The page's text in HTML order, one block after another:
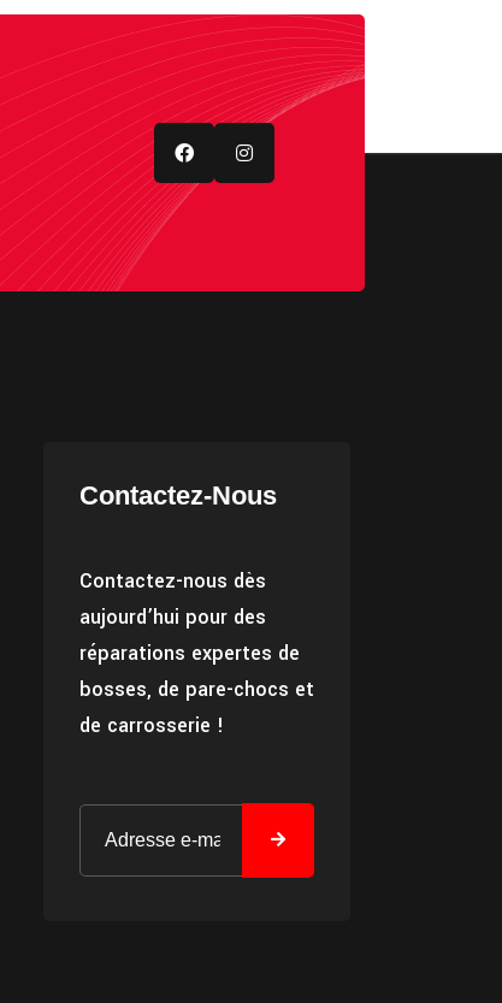
Contactez-Nous
Contactez-nous dès
aujourd’hui pour des
réparations expertes de
bosses, de pare-chocs et
de carrosserie !